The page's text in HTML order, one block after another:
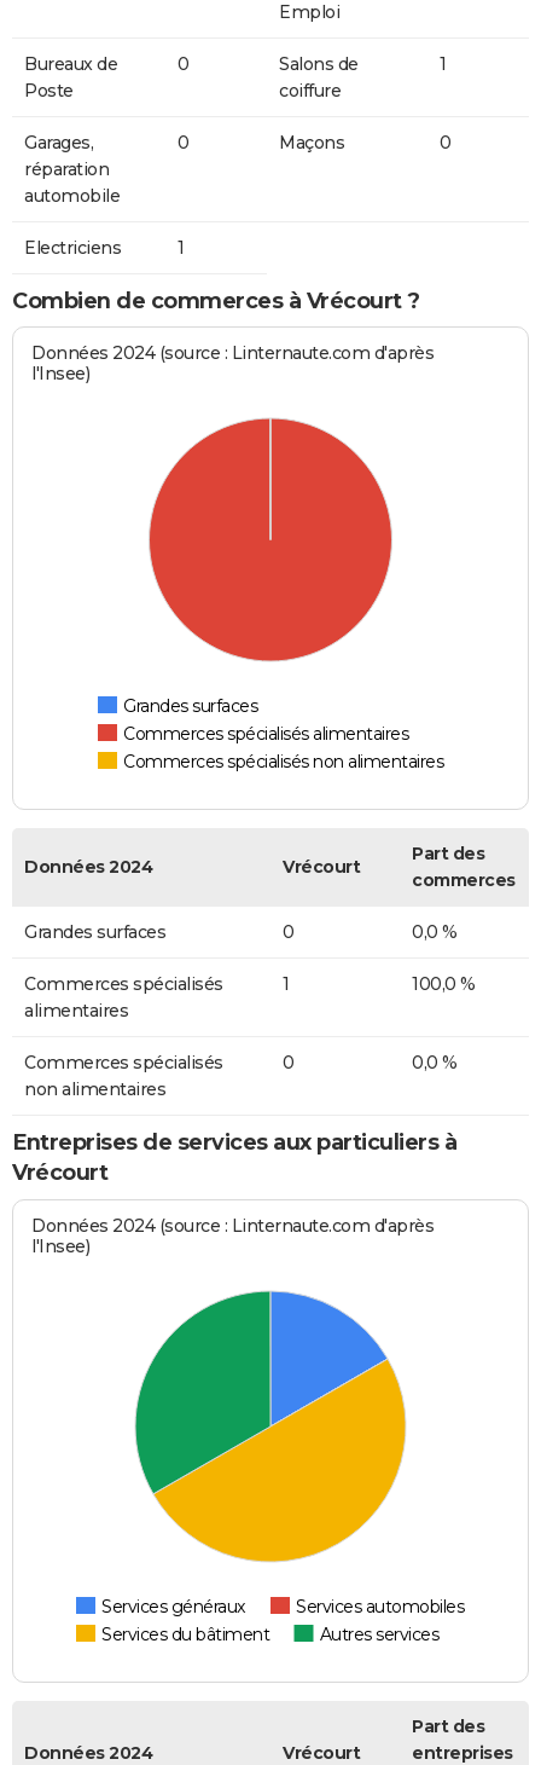
Emploi
Bureaux de
Poste
0
Salons de
coiffure
1
Garages,
réparation
automobile
0 Maçons 0
Electriciens 1
Combien de commerces à Vrécourt ?
Données 2024 (source : Linternaute.com d'après
l'Insee)
Grandes surfaces
Commerces spécialisés alimentaires
Commerces spécialisés non alimentaires
Données 2024 Vrécourt
Part des
commerces
Grandes surfaces 0 0,0 %
Commerces spécialisés
alimentaires
1 100,0 %
Commerces spécialisés
non alimentaires
0 0,0 %
Entreprises de services aux particuliers à
Vrécourt
Données 2024 (source : Linternaute.com d'après
l'Insee)
Services généraux
Services automobiles
Services du bâtiment
Autres services
Données 2024 Vrécourt
Part des
entreprises